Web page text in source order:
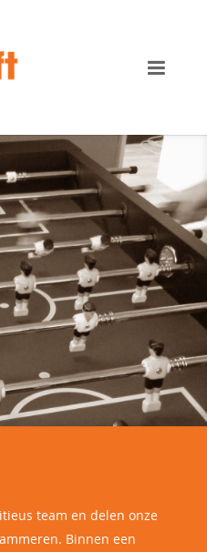
team en delen onze
Binnen een